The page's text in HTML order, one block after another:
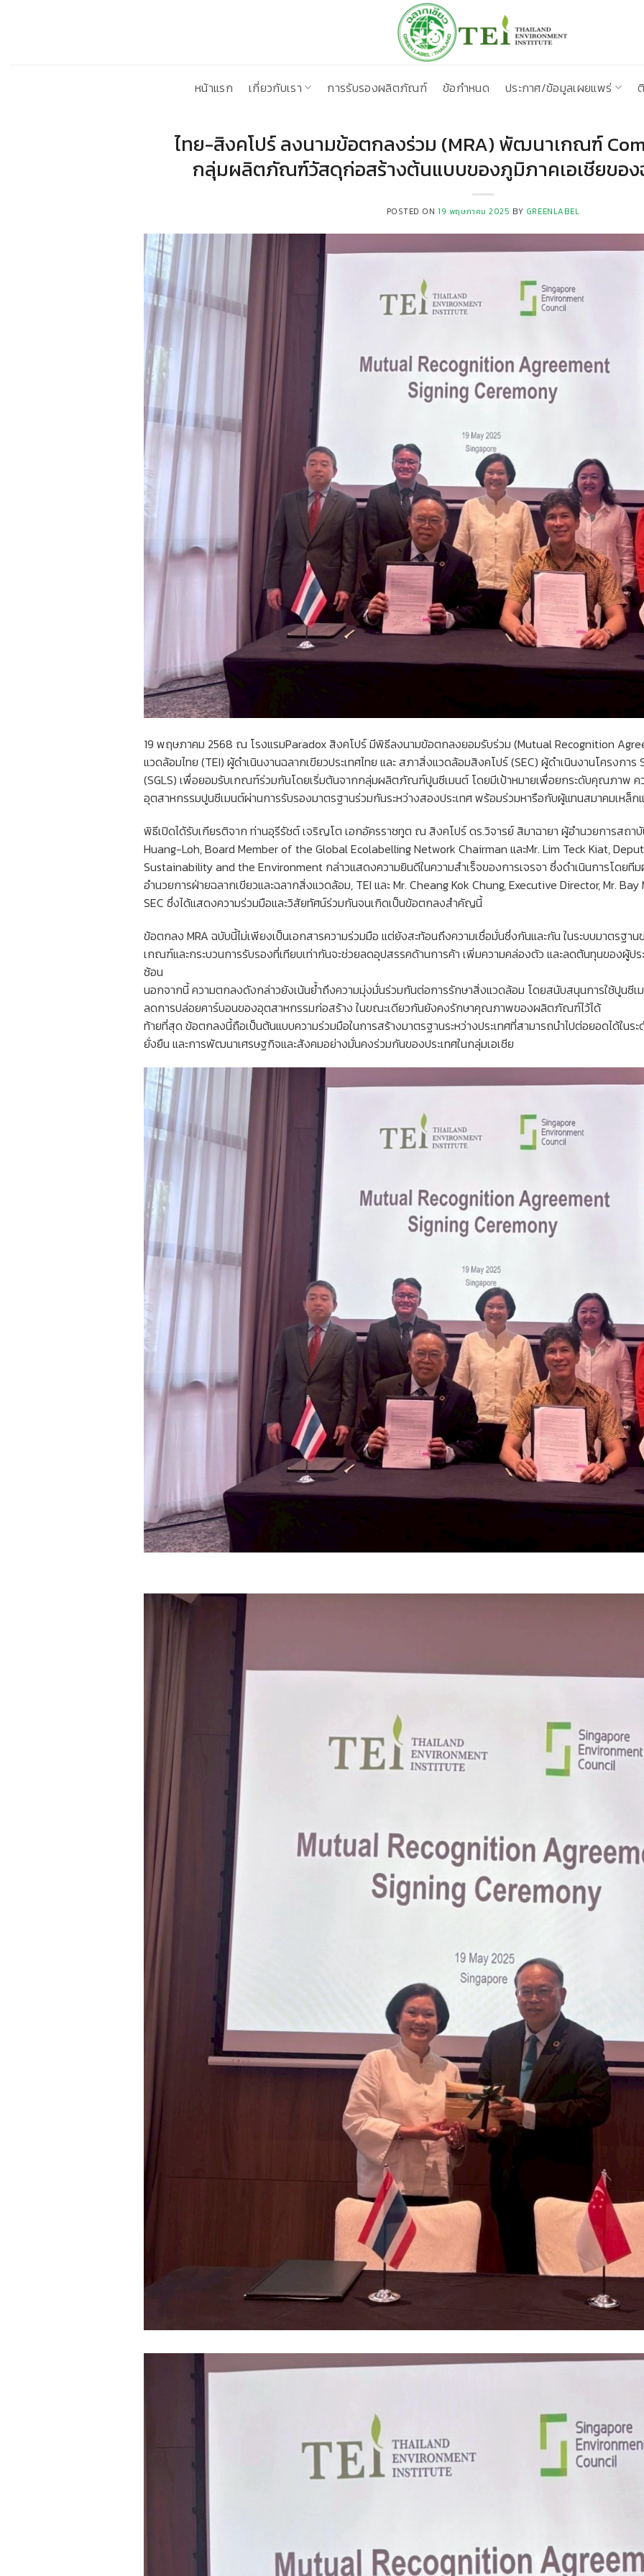
หน้าแรก
เกี่ยวกับเรา การรับรองผลิตภัณฑ์ ข้อกำหนด ประกาศ/ข้อมูลเผยแพร่
ไทย-สิงคโปร์ ลงนามข้อตกลงร่วม (MRA) พัฒนาเกณฑ์
กลุ่มผลิตภัณฑ์วัสดุก่อสร้างต้นแบบของภูมิภาคเอเชียขอ
POSTED ON 19 พฤษภาคม 2025 BY GREENLABEL
19 พฤษภาคม 2568 ณ โรงแรมParadox สิงคโปร์ มีพิธีลงนามข้อตกลงยอมรับร่วม (Mutual Recognition
แวดล้อมไทย (TEI) ผู้ดำเนินงานฉลากเขียวประเทศไทย และ สภาสิ่งแวดล้อมสิงคโปร์ (SEC) ผู้ดำเนินงานโครงกา
(SGLS) เพื่อยอมรับเกณฑ์ร่วมกันโดยเริ่มต้นจากกลุ่มผลิตภัณฑ์ปูนซีเมนต์ โดยมีเป้าหมายเพื่อยกระดับคุณภาพ ค
อุตสาหกรรมปูนซีเมนต์ผ่านการรับรองมาตรฐานร่วมกันระหว่างสองประเทศ พร้อมร่วมหารือกับผู้แทนสมาคมเห
พิธีเปิดได้รับเกียรติจาก ท่านอุรีรัชต์ เจริญโต เอกอัครราชทูต ณ สิงคโปร์ ดร.วิจารย์ สิมาฉายา ผู้อำนวยการสถา
Huang-Loh, Board Member of the Global Ecolabelling Network Chairman และMr. Lim Teck Kiat,
Sustainability and the Environment กล่าวแสดงความยินดีในความสำเร็จของการเจรจา ซึ่งดำเนินการโดย
อำนวยการฝ่ายฉลากเขียวและฉลากสิ่งแวดล้อม, TEI และ Mr. Cheang Kok Chung, Executive Director, Mr.
SEC ซึ่งได้แสดงความร่วมมือและวิสัยทัศน์ร่วมกันจนเกิดเป็นข้อตกลงสำคัญนี้
ข้อตกลง MRA ฉบับนี้ไม่เพียงเป็นเอกสารความร่วมมือ แต่ยังสะท้อนถึงความเชื่อมั่นซึ่งกันและกัน ในระบบมาตร
เกณฑ์และกระบวนการรับรองที่เทียบเท่ากันจะช่วยลดอุปสรรคด้านการค้า เพิ่มความคล่องตัว และลดต้นทุนของผู้ป
ซ้อน
นอกจากนี้ ความตกลงดังกล่าวยังเน้นย้ำถึงความมุ่งมั่นร่วมกันต่อการรักษาสิ่งแวดล้อม โดยสนับสนุนการใช้ปูนซี
ลดการปล่อยคาร์บอนของอุตสาหกรรมก่อสร้าง ในขณะเดียวกันยังคงรักษาคุณภาพของผลิตภัณฑ์ไว้ได้
ท้ายที่สุด ข้อตกลงนี้ถือเป็นต้นแบบความร่วมมือในการสร้างมาตรฐานระหว่างประเทศที่สามารถนำไปต่อยอดได้ใน
ยั่งยืน และการพัฒนาเศรษฐกิจและสังคมอย่างมั่นคงร่วมกันของประเทศในกลุ่มเอเชีย